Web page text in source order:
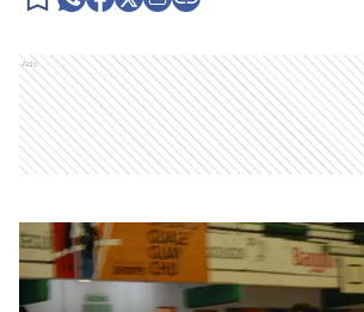
Ads